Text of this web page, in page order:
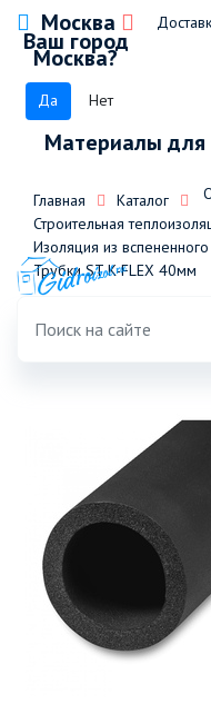
Москва
Ваш город
Москва?
Да Нет
Материалы для
Главная
Каталог
Строительная
Изоляция из вспененного
Трубки ST K-FLEX 40мм
Трубка K-FLEX